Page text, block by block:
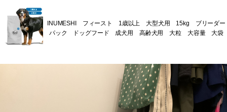
INUMESHI フィースト 1歳以上 大型犬用 15kg ブリーダー
パック ドッグフード 成犬用 高齢犬用 大粒 大容量 大袋